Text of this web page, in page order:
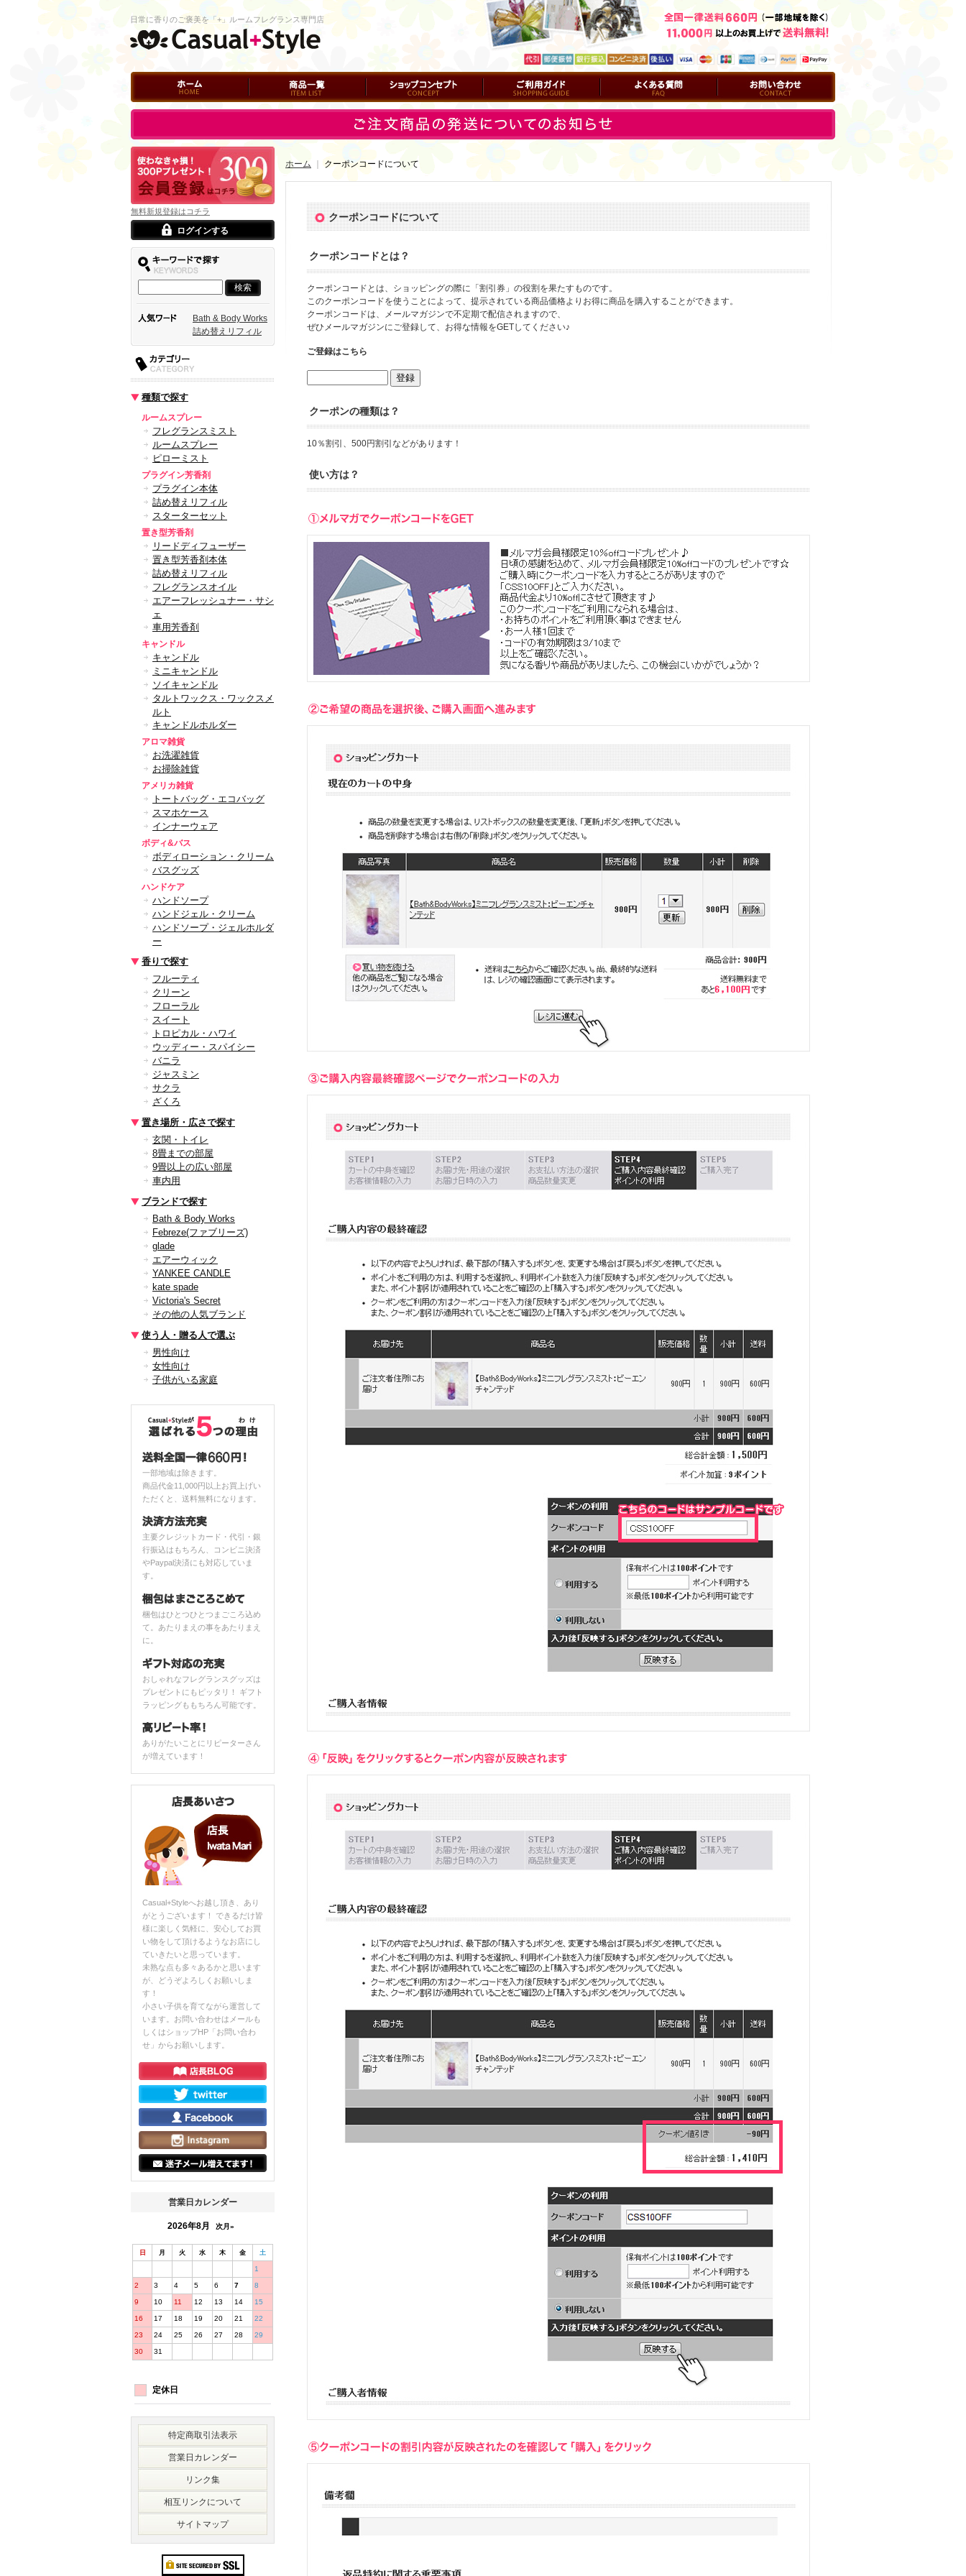
ホーム 商品一覧 ショップコンセプト ご利用ガイド よくある質問 お問い合わせ
日常に香りのご褒美を「+」ルームフレグランス専門店
ログイン
無料新規登録はコチラ
ログインする
Bath & Body Works
詰め替えリフィル
種類で探す
ルームスプレー
フレグランスミスト
ルームスプレー
ピローミスト
プラグイン芳香剤
プラグイン本体
詰め替えリフィル
スターターセット
置き型芳香剤
リードディフューザー
置き型芳香剤本体
詰め替えリフィル
フレグランスオイル
エアーフレッシュナー・サシ
ェ
車用芳香剤
キャンドル
キャンドル
ミニキャンドル
ソイキャンドル
タルトワックス・ワックスメ
ルト
キャンドルホルダー
アロマ雑貨
お洗濯雑貨
お掃除雑貨
アメリカ雑貨
トートバッグ・エコバッグ
スマホケース
インナーウェア
ボディ&バス
ボディローション・クリーム
バスグッズ
ハンドケア
ハンドソープ
ハンドジェル・クリーム
ハンドソープ・ジェルホルダ
ー
香りで探す
フルーティ
クリーン
フローラル
スイート
トロピカル・ハワイ
ウッディー・スパイシー
バニラ
ジャスミン
サクラ
ざくろ
置き場所・広さで探す
玄関・トイレ
8畳までの部屋
9畳以上の広い部屋
車内用
ブランドで探す
Bath & Body Works
Febreze(ファブリーズ)
glade
エアーウィック
YANKEE CANDLE
kate spade
Victoria's Secret
その他の人気ブランド
使う人・贈る人で選ぶ
男性向け
女性向け
子供がいる家庭
一部地域は除きます。
商品代金11,000円以上お買上げい
ただくと、送料無料になります。
主要クレジットカード・代引・銀
行振込はもちろん、コンビニ決済
やPaypal決済にも対応していま
す。
梱包はひとつひとつまごころ込め
て。あたりまえの事をあたりまえ
に。
おしゃれなフレグランスグッズは
プレゼントにもピッタリ！ ギフト
ラッピングももちろん可能です。
ありがたいことにリピーターさん
が増えています！
Casual+Styleへお越し頂き、あり
がとうございます！ できるだけ皆
様に楽しく気軽に、安心してお買
い物をして頂けるようなお店にし
ていきたいと思っています。
未熟な点も多々あるかと思います
が、どうぞよろしくお願いしま
す！
小さい子供を育てながら運営して
います。お問い合わせはメールも
しくはショップHP「お問い合わ
せ」からお願いします。
営業日カレンダー
2026年8月 次月»
日 月 火 水 木 金 土
1
2 3 4 5 6 7 8
9 10 11 12 13 14 15
16 17 18 19 20 21 22
23 24 25 26 27 28 29
30 31
定休日
特定商取引法表示
営業日カレンダー
リンク集
相互リンクについて
サイトマップ
ホーム クーポンコードについて
クーポンコードについて
クーポンコードとは？
クーポンコードとは、ショッピングの際に「割引券」の役割を果たすものです。
このクーポンコードを使うことによって、提示されている商品価格よりお得に商品を購入することができます。
クーポンコードは、メールマガジンで不定期で配信されますので、
ぜひメールマガジンにご登録して、お得な情報をGETしてください♪
ご登録はこちら
クーポンの種類は？
10％割引、500円割引などがあります！
使い方は？